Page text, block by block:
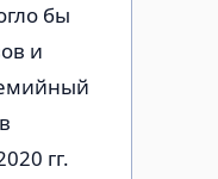
бы
и
гг.